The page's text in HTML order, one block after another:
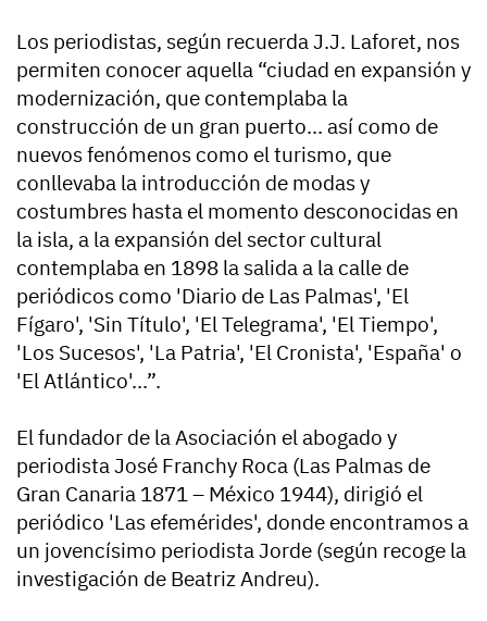
Los periodistas, según recuerda J.J. Laforet, nos
permiten conocer aquella “ciudad en expansión y
modernización, que contemplaba la
construcción de un gran puerto... así como de
nuevos fenómenos como el turismo, que
conllevaba la introducción de modas y
costumbres hasta el momento desconocidas en
la isla, a la expansión del sector cultural
contemplaba en 1898 la salida a la calle de
periódicos como 'Diario de Las Palmas', 'El
Fígaro', 'Sin Título', 'El Telegrama', 'El Tiempo',
'Los Sucesos', 'La Patria', 'El Cronista', 'España' o
'El Atlántico'...”.
El fundador de la Asociación el abogado y
periodista José Franchy Roca (Las Palmas de
Gran Canaria 1871 – México 1944), dirigió el
periódico 'Las efemérides', donde encontramos a
un jovencísimo periodista Jorde (según recoge la
investigación de Beatriz Andreu).